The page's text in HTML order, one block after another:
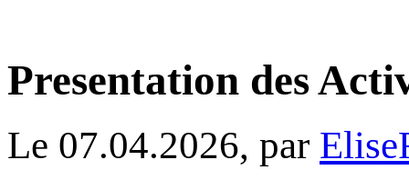
Presentation des
Le 07.04.2026, par